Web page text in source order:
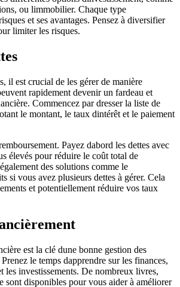
ou limmobilier. Chaque type
et ses avantages. Pensez à diversifier
limiter les risques.
il est crucial de les gérer de manière
rapidement devenir un fardeau et
Commencez par dresser la liste de
le montant, le taux dintérêt et le paiement
Payez dabord les dettes avec
élevés pour réduire le coût total de
des solutions comme le
si vous avez plusieurs dettes à gérer. Cela
et potentiellement réduire vos taux
est la clé dune bonne gestion des
le temps dapprendre sur les finances,
les investissements. De nombreux livres,
sont disponibles pour vous aider à améliorer